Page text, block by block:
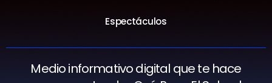
Espectáculos
Medio informativo digital que te hace